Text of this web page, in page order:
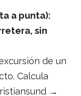
a punta):
sin
de un
Calcula
→